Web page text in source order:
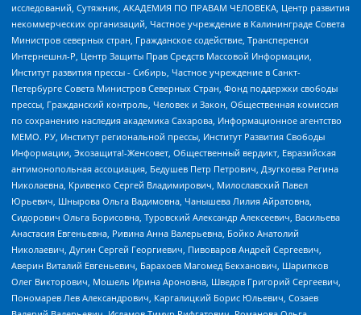
исследований, Сутяжник, АКАДЕМИЯ ПО ПРАВАМ ЧЕЛОВЕКА, Центр развития
некоммерческих организаций, Частное учреждение в Калининграде Совета
Министров северных стран, Гражданское содействие, Трансперенси
Интернешнл-Р, Центр Защиты Прав Средств Массовой Информации,
Институт развития прессы - Сибирь, Частное учреждение в Санкт-
Петербурге Совета Министров Северных Стран, Фонд поддержки свободы
прессы, Гражданский контроль, Человек и Закон, Общественная комиссия
по сохранению наследия академика Сахарова, Информационное агентство
МЕМО. РУ, Институт региональной прессы, Институт Развития Свободы
Информации, Экозащита!-Женсовет, Общественный вердикт, Евразийская
антимонопольная ассоциация, Бедушев Петр Петрович, Дзугкоева Регина
Николаевна, Кривенко Сергей Владимирович, Милославский Павел
Юрьевич, Шнырова Ольга Вадимовна, Чанышева Лилия Айратовна,
Сидорович Ольга Борисовна, Туровский Александр Алексеевич, Васильева
Анастасия Евгеньевна, Ривина Анна Валерьевна, Бойко Анатолий
Николаевич, Дугин Сергей Георгиевич, Пивоваров Андрей Сергеевич,
Аверин Виталий Евгеньевич, Барахоев Магомед Бекханович, Шарипков
Олег Викторович, Мошель Ирина Ароновна, Шведов Григорий Сергеевич,
Пономарев Лев Александрович, Каргалицкий Борис Юльевич, Созаев